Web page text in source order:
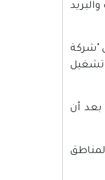
"شركة
بعد أن